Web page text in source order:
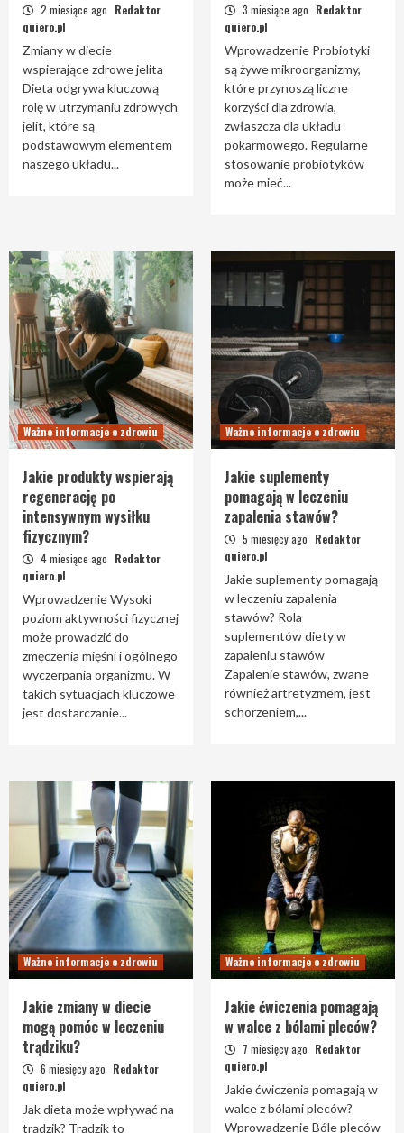
2 miesiące ago Redaktor
quiero.pl
Zmiany w diecie
wspierające zdrowe jelita
Dieta odgrywa kluczową
rolę w utrzymaniu zdrowych
jelit, które są
podstawowym elementem
naszego układu...
3 miesiące ago Redaktor
quiero.pl
Wprowadzenie Probiotyki
są żywe mikroorganizmy,
które przynoszą liczne
korzyści dla zdrowia,
zwłaszcza dla układu
pokarmowego. Regularne
stosowanie probiotyków
może mieć...
Ważne informacje o zdrowiu
Jakie produkty wspierają
regenerację po
intensywnym wysiłku
fizycznym?
4 miesiące ago Redaktor
quiero.pl
Wprowadzenie Wysoki
poziom aktywności fizycznej
może prowadzić do
zmęczenia mięśni i ogólnego
wyczerpania organizmu. W
takich sytuacjach kluczowe
jest dostarczanie...
Ważne informacje o zdrowiu
Jakie suplementy
pomagają w leczeniu
zapalenia stawów?
5 miesięcy ago Redaktor
quiero.pl
Jakie suplementy pomagają
w leczeniu zapalenia
stawów? Rola
suplementów diety w
zapaleniu stawów
Zapalenie stawów, zwane
również artretyzmem, jest
schorzeniem,...
Ważne informacje o zdrowiu
Jakie zmiany w diecie
mogą pomóc w leczeniu
trądziku?
6 miesięcy ago Redaktor
quiero.pl
Jak dieta może wpływać na
trądzik? Trądzik to
Ważne informacje o zdrowiu
Jakie ćwiczenia pomagają
w walce z bólami pleców?
7 miesięcy ago Redaktor
quiero.pl
Jakie ćwiczenia pomagają w
walce z bólami pleców?
Wprowadzenie Bóle pleców